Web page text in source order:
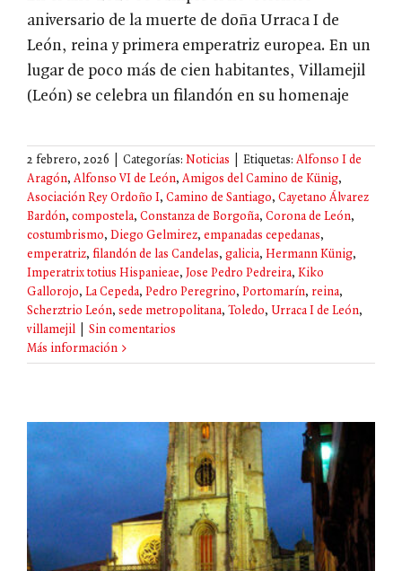
aniversario de la muerte de doña Urraca I de
León, reina y primera emperatriz europea. En un
lugar de poco más de cien habitantes, Villamejil
(León) se celebra un filandón en su homenaje
2 febrero, 2026 Categorías: Noticias Etiquetas: Alfonso I de
Aragón, Alfonso VI de León, Amigos del Camino de Künig,
Asociación Rey Ordoño I, Camino de Santiago, Cayetano Álvarez
Bardón, compostela, Constanza de Borgoña, Corona de León,
costumbrismo, Diego Gelmirez, empanadas cepedanas,
emperatriz, filandón de las Candelas, galicia, Hermann Künig,
Imperatrix totius Hispanieae, Jose Pedro Pedreira, Kiko
Gallorojo, La Cepeda, Pedro Peregrino, Portomarín, reina,
Scherztrio León, sede metropolitana, Toledo, Urraca I de León,
villamejil
Sin comentarios
Más información